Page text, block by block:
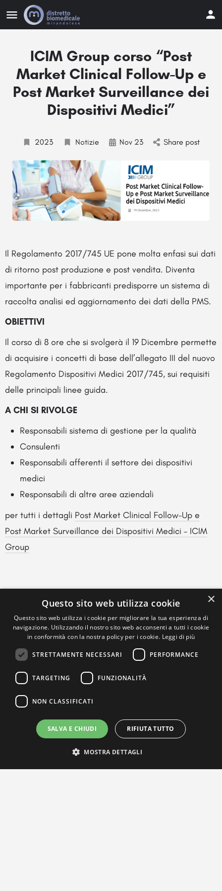
ICIM Group corso “Post
Market Clinical Follow-Up e
Post Market Surveillance dei
Dispositivi Medici”
2023 Notizie Nov 23 Share post
Il Regolamento 2017/745 UE pone molta enfasi sui dati
di ritorno post produzione e post vendita. Diventa
importante per i fabbricanti predisporre un sistema di
raccolta analisi ed aggiornamento dei dati della PMS.
OBIETTIVI
Il corso di 8 ore che si svolgerà il 19 Dicembre permette
di acquisire i concetti di base dell’allegato III del nuovo
Regolamento Dispositivi Medici 2017/745, sui requisiti
delle principali linee guida.
A CHI SI RIVOLGE
Responsabili sistema di gestione per la qualità
Consulenti
Responsabili afferenti il settore dei dispositivi
medici
Responsabili di altre aree aziendali
per tutti i dettagli Post Market Clinical Follow-Up e
Post Market Surveillance dei Dispositivi Medici – ICIM
Group
×
Questo sito web utilizza cookie
Questo sito web utilizza i cookie per migliorare la tua esperienza di
navigazione. Utilizzando il nostro sito web acconsenti a tutti i cookie
in conformità con la nostra policy per i cookie. Leggi di più
STRETTAMENTE NECESSARI PERFORMANCE
TARGETING FUNZIONALITÀ
NON CLASSIFICATI
SALVA E CHIUDI RIFIUTA TUTTO
MOSTRA DETTAGLI